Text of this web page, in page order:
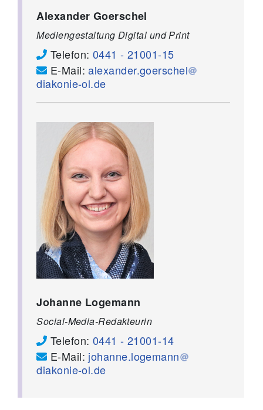
Alexander Goerschel
Mediengestaltung Digital und Print
Telefon: 0441 - 21001-15
E-Mail:alexander.goerschel
diakonie-ol.de
Johanne Logemann
Social-Media-Redakteurin
Telefon: 0441 - 21001-14
E-Mail: johanne.logemann
diakonie-ol.de